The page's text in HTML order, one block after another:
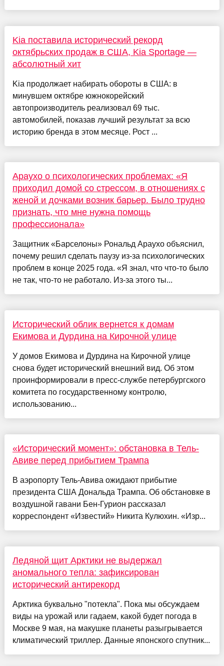
Kia поставила исторический рекорд
октябрьских продаж в США, Kia Sportage —
абсолютный хит
Kia продолжает набирать обороты в США: в
минувшем октябре южнокорейский
автопроизводитель реализовал 69 тыс.
автомобилей, показав лучший результат за всю
историю бренда в этом месяце. Рост ...
Араухо о психологических проблемах: «Я
приходил домой со стрессом, в отношениях с
женой и дочками возник барьер. Было трудно
признать, что мне нужна помощь
профессионала»
Защитник «Барселоны» Рональд Араухо объяснил,
почему решил сделать паузу из-за психологических
проблем в конце 2025 года. «Я знал, что что-то было
не так, что-то не работало. Из-за этого ты...
Исторический облик вернется к домам
Екимова и Дурдина на Кирочной улице
У домов Екимова и Дурдина на Кирочной улице
снова будет исторический внешний вид. Об этом
проинформировали в пресс-службе петербургского
комитета по государственному контролю,
использованию...
«Исторический момент»: обстановка в Тель-
Авиве перед прибытием Трампа
В аэропорту Тель-Авива ожидают прибытие
президента США Дональда Трампа. Об обстановке в
воздушной гавани Бен-Гурион рассказал
корреспондент «Известий» Никита Кулюхин. «Изр...
Ледяной щит Арктики не выдержал
аномального тепла: зафиксирован
исторический антирекорд
Арктика буквально "потекла". Пока мы обсуждаем
виды на урожай или гадаем, какой будет погода в
Москве 9 мая, на макушке планеты разыгрывается
климатический триллер. Данные японского спутник...